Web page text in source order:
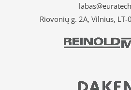
Riovonių g. 2A, Vilnius,